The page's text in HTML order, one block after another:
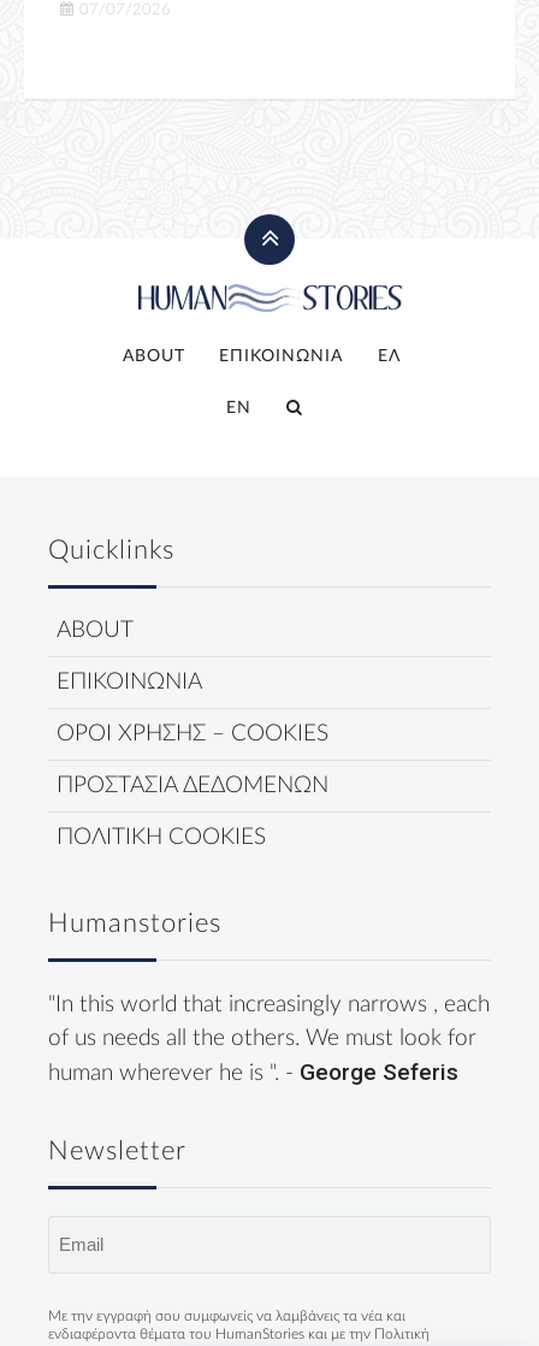
07/07/2026
ABOUT ΕΠΙΚΟΙΝΩΝΙΑ ΕΛ
EN
Quicklinks
ABOUT
ΕΠΙΚΟΙΝΩΝΙΑ
ΟΡΟΙ ΧΡΗΣΗΣ – COOKIES
ΠΡΟΣΤΑΣΙΑ ΔΕΔΟΜΕΝΩΝ
ΠΟΛΙΤΙΚΗ COOKIES
Humanstories
"In this world that increasingly narrows , each
of us needs all the others. We must look for
human wherever he is ". - George Seferis
Newsletter
Με την εγγραφή σου συμφωνείς να λαμβάνεις τα νέα και
ενδιαφέροντα θέματα του HumanStories και με την Πολιτική